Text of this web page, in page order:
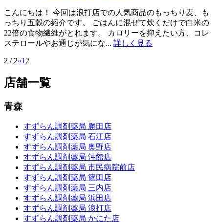
こんにちは！ 今回は浪打店での人気商品のもっちり麦、も
っちり五穀の紹介です。 ごはんに混ぜて炊くだけで白米の
22倍の食物繊維がとれます。 カロリーを抑えたい方、コレ
ステロールやお通じが気にな... 詳しく見る
2 / 2«1 2
店舗一覧
青森
すずらん調剤薬局 勝田店
すずらん調剤薬局 石江店
すずらん調剤薬局 奥野店
すずらん調剤薬局 沖館店
すずらん調剤薬局 市民病院前店
すずらん調剤薬局 篠田店
すずらん調剤薬局 三内店
すずらん調剤薬局 浜田店
すずらん調剤薬局 浪打店
すずらん調剤薬局 かにた店